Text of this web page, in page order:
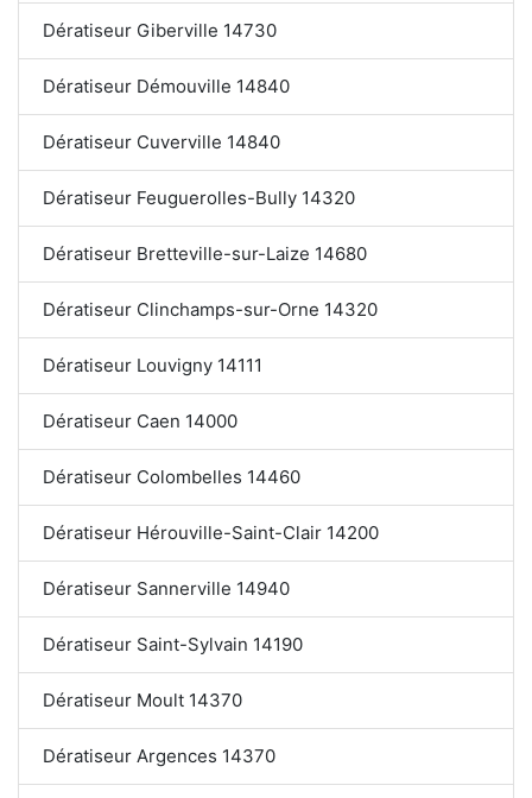
Dératiseur Giberville 14730
Dératiseur Démouville 14840
Dératiseur Cuverville 14840
Dératiseur Feuguerolles-Bully 14320
Dératiseur Bretteville-sur-Laize 14680
Dératiseur Clinchamps-sur-Orne 14320
Dératiseur Louvigny 14111
Dératiseur Caen 14000
Dératiseur Colombelles 14460
Dératiseur Hérouville-Saint-Clair 14200
Dératiseur Sannerville 14940
Dératiseur Saint-Sylvain 14190
Dératiseur Moult 14370
Dératiseur Argences 14370